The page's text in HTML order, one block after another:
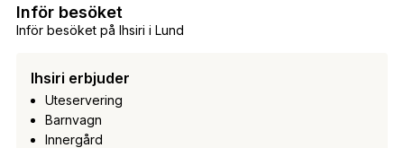
Inför besöket på Ihsiri i Lund
Inför besöket
Ihsiri erbjuder
Uteservering
Barnvagn
Innergård